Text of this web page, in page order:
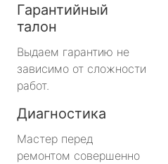
Гарантийный
талон
Выдаем гарантию не
зависимо от сложности
работ.
Диагностика
Мастер перед
ремонтом совершенно